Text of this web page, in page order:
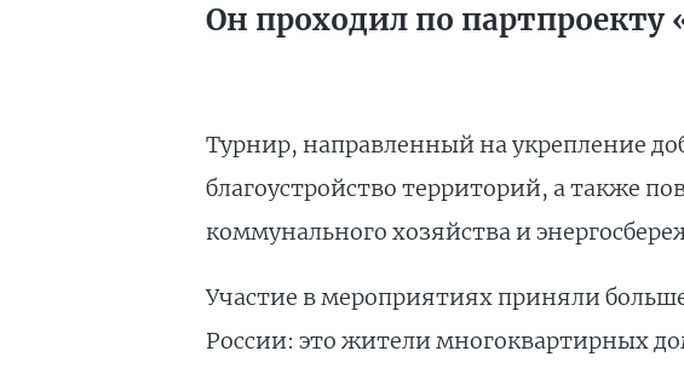
Он проходил по
Турнир, направленный на укрепление
благоустройство территорий, а также
коммунального хозяйства и
Участие в мероприятиях приняли
России: это жители многоквартирных